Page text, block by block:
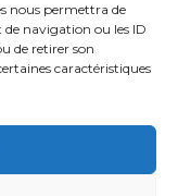
nous permettra de
navigation ou les ID
de retirer son
caractéristiques